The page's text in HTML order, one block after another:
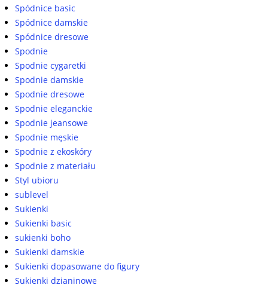
Spódnice basic
Spódnice damskie
Spódnice dresowe
Spodnie
Spodnie cygaretki
Spodnie damskie
Spodnie dresowe
Spodnie eleganckie
Spodnie jeansowe
Spodnie męskie
Spodnie z ekoskóry
Spodnie z materiału
Styl ubioru
sublevel
Sukienki
Sukienki basic
sukienki boho
Sukienki damskie
Sukienki dopasowane do figury
Sukienki dzianinowe